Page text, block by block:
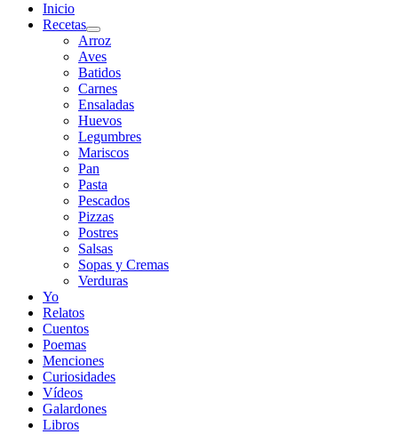
Inicio
Recetas
Arroz
Aves
Batidos
Carnes
Ensaladas
Huevos
Legumbres
Mariscos
Pan
Pasta
Pescados
Pizzas
Postres
Salsas
Sopas y Cremas
Verduras
Yo
Relatos
Cuentos
Poemas
Menciones
Curiosidades
Vídeos
Galardones
Libros